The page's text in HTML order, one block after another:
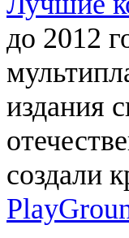
до 2012
издания
создали